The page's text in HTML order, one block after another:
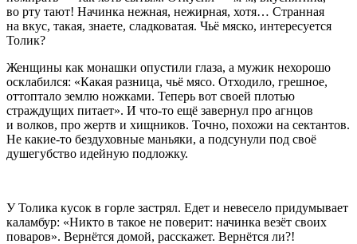
во рту тают! Начинка нежная, нежирная, хотя… Странная
на вкус, такая, знаете, сладковатая. Чьё мяско, интересуется
Толик?
Женщины как монашки опустили глаза, а мужик нехорошо
осклабился: «Какая разница, чьё мясо. Отходило, грешное,
оттоптало землю ножками. Теперь вот своей плотью
страждущих питает». И что-то ещё завернул про агнцов
и волков, про жертв и хищников. Точно, похожи на сектантов.
Не какие-то бездуховные маньяки, а подсунули под своё
душегубство идейную подложку.
У Толика кусок в горле застрял. Едет и невесело придумывает
каламбур: «Никто в такое не поверит: начинка везёт своих
поваров». Вернётся домой, расскажет. Вернётся ли?!